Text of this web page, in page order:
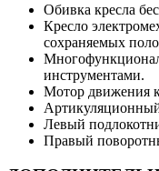
Обивка кресла
Кресло
сохраняемых
инструментами.
Мотор движения
Левый
Правый